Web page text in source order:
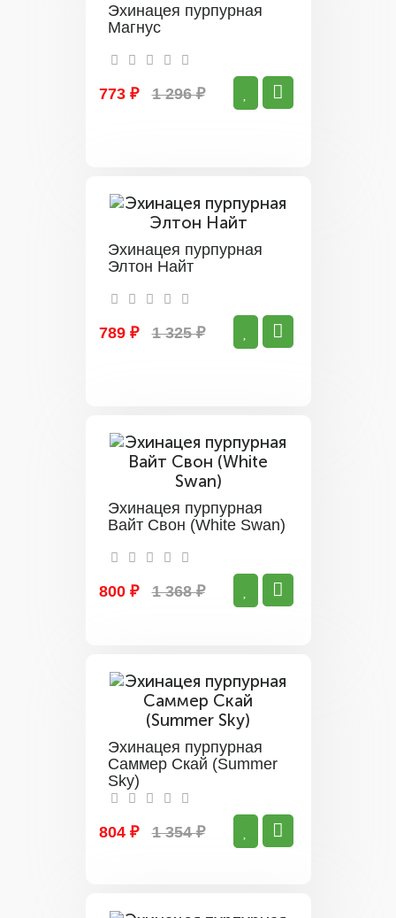
Эхинацея пурпурная
Магнус
773 ₽ 1 296 ₽
Эхинацея пурпурная
Элтон Найт
789 ₽ 1 325 ₽
Эхинацея пурпурная
Вайт Свон (White Swan)
800 ₽ 1 368 ₽
Эхинацея пурпурная
Саммер Скай (Summer
Sky)
804 ₽ 1 354 ₽